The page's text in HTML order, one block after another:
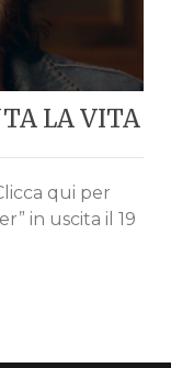
LA VITA
qui per
in uscita il 19